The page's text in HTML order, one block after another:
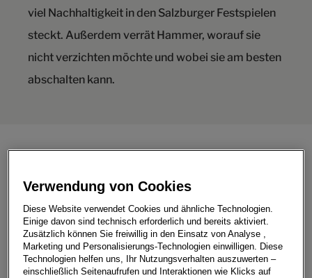
viel Nachhaltigkeit in den Salzburger Festspielen
steckt. Außerdem verrät Hammer, worauf sie
nicht verzichten möchte und wobei sie am besten
abschalten kann.
verbunden. Wie präsent sind Ihre Erinnerungen an
Amtsantritt zu Beginn des Jahres? Inwieweit haben
sich Stadt, Land und Leute in Ihrer Wahrnehmung
verändert?
„Salzburg ist für mich seit meiner Kindheit ein wichtiger
Verwendung von Cookies
Diese Website verwendet Cookies und ähnliche Technologien.
Einige davon sind technisch erforderlich und bereits aktiviert.
Zusätzlich können Sie freiwillig in den Einsatz von Analyse ,
Marketing und Personalisierungs-Technologien einwilligen. Diese
Technologien helfen uns, Ihr Nutzungsverhalten auszuwerten –
einschließlich Seitenaufrufen und Interaktionen wie Klicks auf